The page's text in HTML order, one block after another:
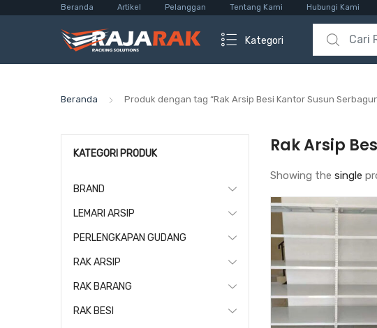
Beranda Artikel Pelanggan Tentang Kami Hubungi Kami
Kategori
Search for:
Beranda Produk dengan tag “Rak Arsip Besi Kantor Susun
Rak Arsip
Showing the single
KATEGORI PRODUK
BRAND
LEMARI ARSIP
PERLENGKAPAN GUDANG
RAK ARSIP
RAK BARANG
RAK BESI